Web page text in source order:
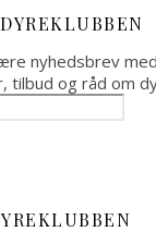
nyhedsbrev med
tilbud og råd om